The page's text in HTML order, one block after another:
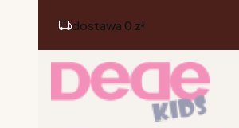
dostawa 0 zł